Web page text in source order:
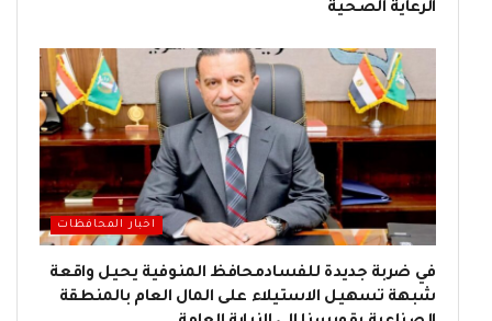
الرعاية الصحية
اخبار المحافظات
في ضربة جديدة للفسادمحافظ المنوفية يحيل واقعة
شبهة تسهيل الاستيلاء على المال العام بالمنطقة